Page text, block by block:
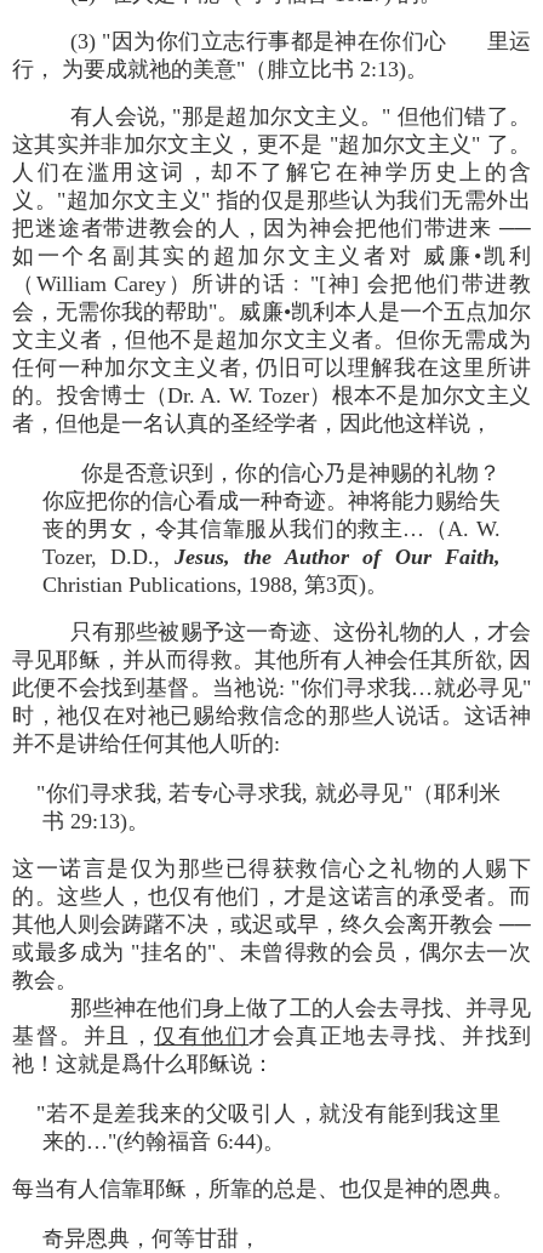
(3) "因为你们立志行事都是神在你们心 里运
行， 为要成就祂的美意"（腓立比书 2:13)。
有人会说, "那是超加尔文主义。" 但他们错了。
这其实并非加尔文主义，更不是 "超加尔文主义" 了。
人们在滥用这词，却不了解它在神学历史上的含
义。"超加尔文主义" 指的仅是那些认为我们无需外出
把迷途者带进教会的人，因为神会把他们带进来 ──
如一个名副其实的超加尔文主义者对 威廉•凯利
（William Carey）所讲的话﹕"[神] 会把他们带进教
会，无需你我的帮助"。威廉•凯利本人是一个五点加尔
文主义者，但他不是超加尔文主义者。但你无需成为
任何一种加尔文主义者, 仍旧可以理解我在这里所讲
的。投舍博士（Dr. A. W. Tozer）根本不是加尔文主义
者，但他是一名认真的圣经学者，因此他这样说，
你是否意识到，你的信心乃是神赐的礼物？
你应把你的信心看成一种奇迹。神将能力赐给失
丧的男女，令其信靠服从我们的救主…（A. W.
Tozer, D.D., Jesus, the Author of Our Faith,
Christian Publications, 1988, 第3页)。
只有那些被赐予这一奇迹、这份礼物的人，才会
寻见耶稣，并从而得救。其他所有人神会任其所欲, 因
此便不会找到基督。当祂说: "你们寻求我…就必寻见"
时，祂仅在对祂已赐给救信念的那些人说话。这话神
并不是讲给任何其他人听的:
"你们寻求我, 若专心寻求我, 就必寻见"（耶利米
书 29:13)。
这一诺言是仅为那些已得获救信心之礼物的人赐下
的。这些人，也仅有他们，才是这诺言的承受者。而
其他人则会踌躇不决，或迟或早，终久会离开教会 ──
或最多成为 "挂名的"、未曾得救的会员，偶尔去一次
教会。
那些神在他们身上做了工的人会去寻找、并寻见
基督。并且，仅有他们才会真正地去寻找、并找到
祂！这就是爲什么耶稣说：
"若不是差我来的父吸引人，就没有能到我这里
来的…"(约翰福音 6:44)。
每当有人信靠耶稣，所靠的总是、也仅是神的恩典。
奇异恩典，何等甘甜，